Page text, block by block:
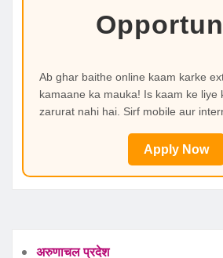
Ab ghar baithe online kaam karke
kamaane ka mauka! Is kaam ke liye
zarurat nahi hai. Sirf mobile aur
Apply Now
अरुणाचल प्रदेश